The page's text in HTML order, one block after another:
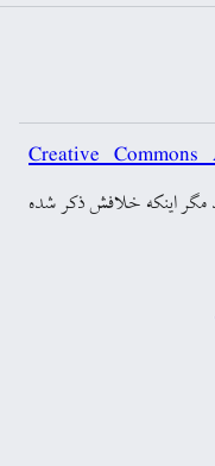
Creative
مگر اینکه خلافش ذکر شده